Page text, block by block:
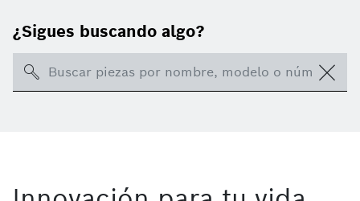
¿Sigues buscando algo?
Search